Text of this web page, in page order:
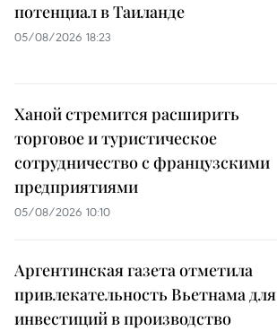
потенциал в Таиланде
05/08/2026 18:23
Ханой стремится расширить
торговое и туристическое
сотрудничество с французскими
предприятиями
05/08/2026 10:10
Аргентинская газета отметила
привлекательность Вьетнама для
инвестиций в производство